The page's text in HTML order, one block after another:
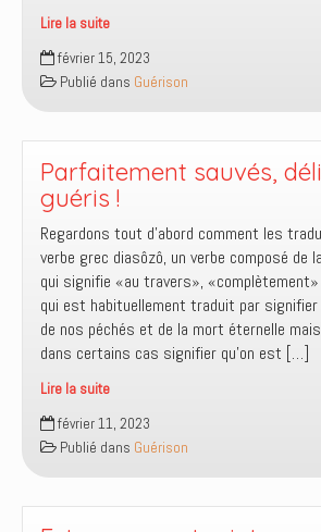
Lire la suite
Je
suis
l’Eternel,
qui
te
guérit
février 15, 2023
Publié dans Guérison
Parfaitement sauvés,
guéris !
Regardons tout d’abord comment les
verbe grec diasôzô, un verbe composé de
qui signifie «au travers»,
qui est habituellement traduit par signifier
de nos péchés et de la mort éternelle
dans certains cas signifier qu’on est […]
Lire la suite
Parfaitement
sauvés,
délivrés
guéris
février 11, 2023
Publié dans Guérison